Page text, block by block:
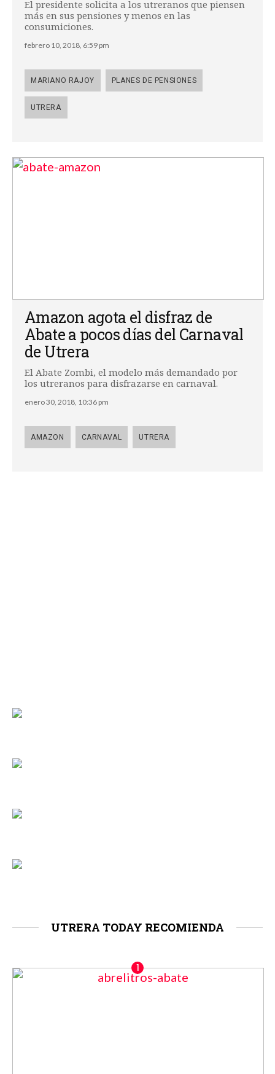
El presidente solicita a los utreranos que piensen
más en sus pensiones y menos en las
consumiciones.
febrero 10, 2018, 6:59 pm
MARIANO RAJOY PLANES DE PENSIONES
UTRERA
Amazon agota el disfraz de
Abate a pocos días del Carnaval
de Utrera
El Abate Zombi, el modelo más demandado por
los utreranos para disfrazarse en carnaval.
enero 30, 2018, 10:36 pm
AMAZON CARNAVAL UTRERA
UTRERA TODAY RECOMIENDA